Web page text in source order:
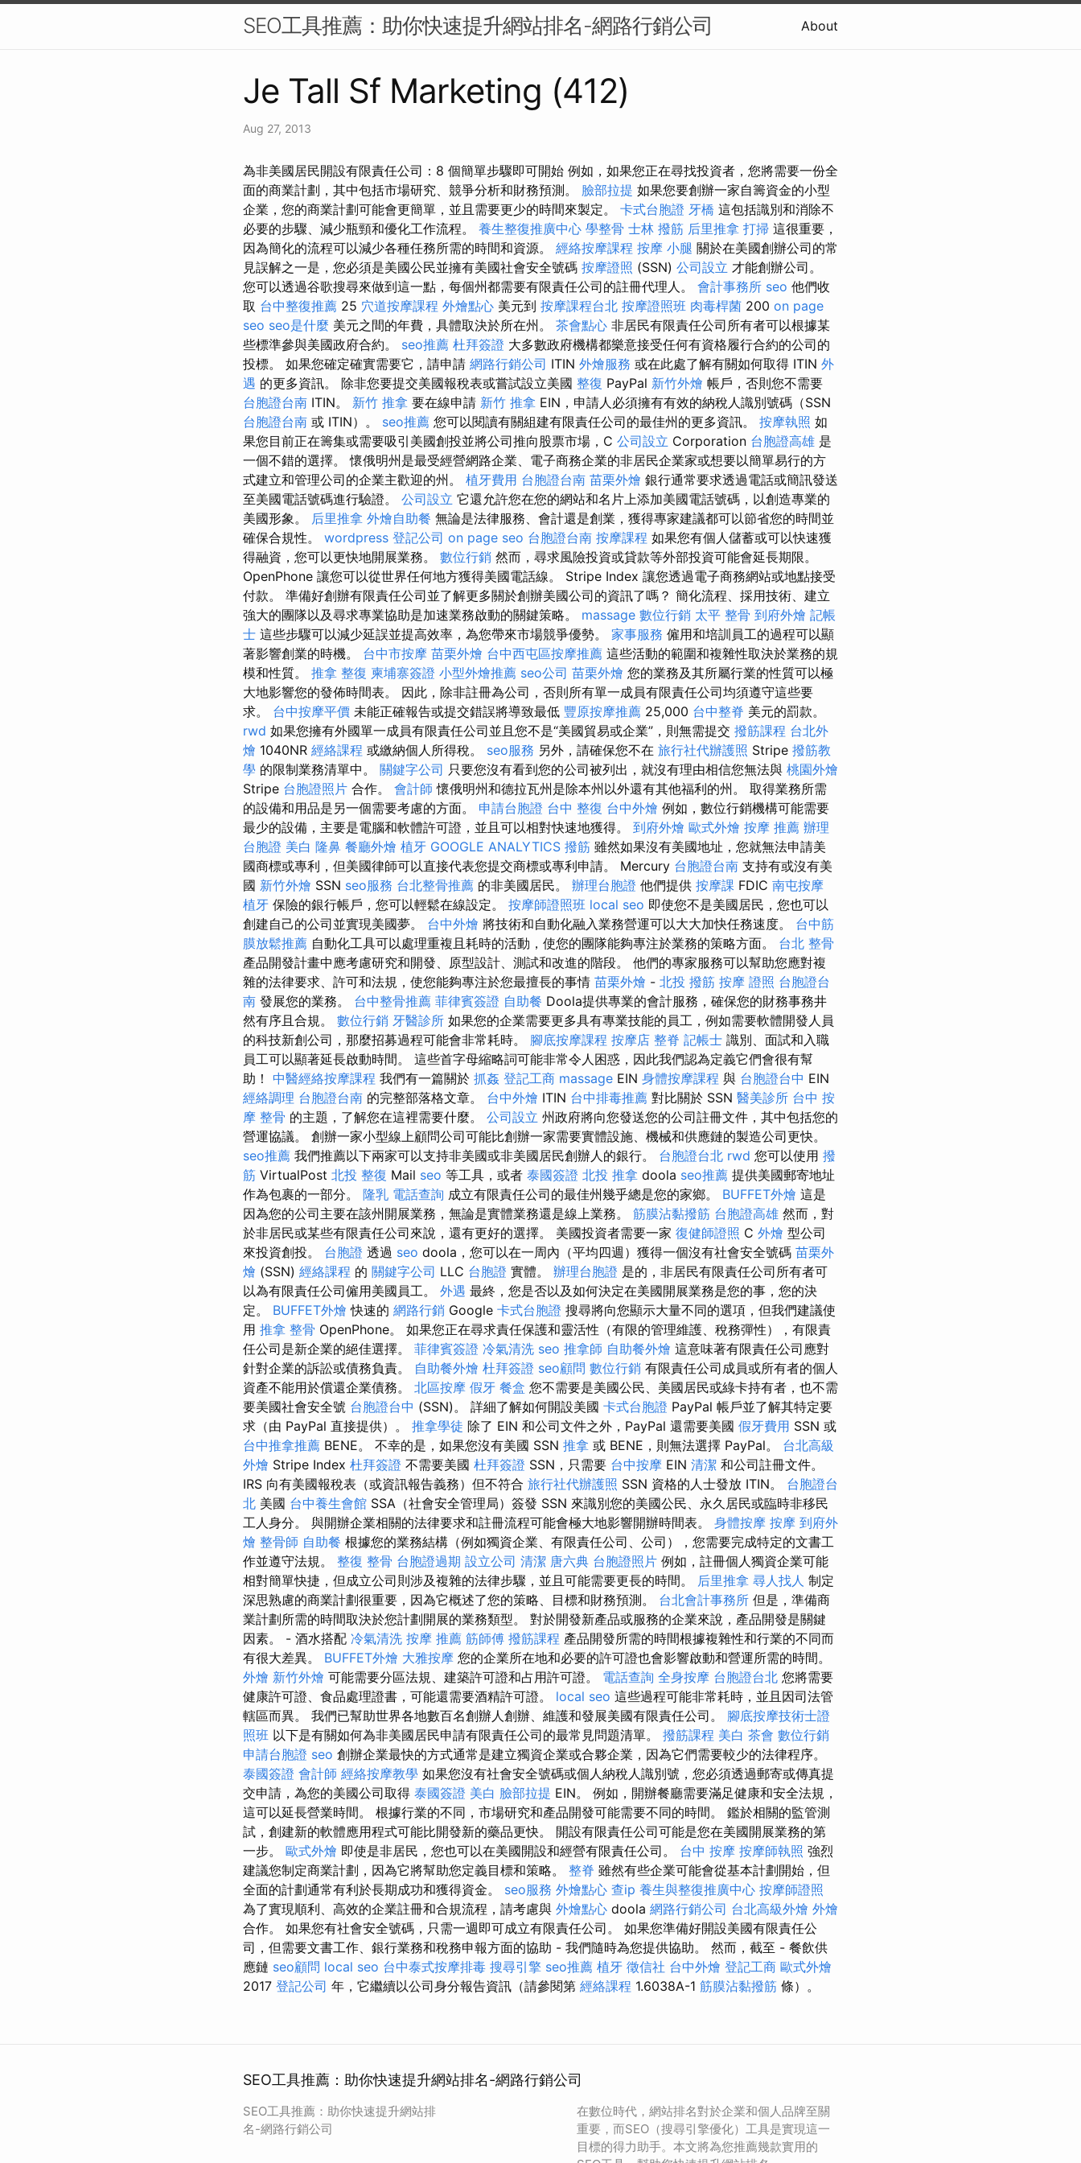
SEO工具推薦：助你快速提升網站排名-網路行銷公司 About
Je Tall Sf Marketing (412)
Aug 27, 2013
為非美國居民開設有限責任公司：8 個簡單步驟即可開始 例如，如果您正在尋找投資者，您將需要一份全
面的商業計劃，其中包括市場研究、競爭分析和財務預測。 臉部拉提 如果您要創辦一家自籌資金的小型
企業，您的商業計劃可能會更簡單，並且需要更少的時間來製定。 卡式台胞證 牙橋 這包括識別和消除不
必要的步驟、減少瓶頸和優化工作流程。 養生整復推廣中心 學整骨 士林 撥筋 后里推拿 打掃 這很重要，
因為簡化的流程可以減少各種任務所需的時間和資源。 經絡按摩課程 按摩 小腿 關於在美國創辦公司的常
見誤解之一是，您必須是美國公民並擁有美國社會安全號碼 按摩證照 (SSN) 公司設立 才能創辦公司。
您可以透過谷歌搜尋來做到這一點，每個州都需要有限責任公司的註冊代理人。 會計事務所 seo 他們收
取 台中整復推薦 25 穴道按摩課程 外燴點心 美元到 按摩課程台北 按摩證照班 肉毒桿菌 200 on page
seo seo是什麼 美元之間的年費，具體取決於所在州。 茶會點心 非居民有限責任公司所有者可以根據某
些標準參與美國政府合約。 seo推薦 杜拜簽證 大多數政府機構都樂意接受任何有資格履行合約的公司的
投標。 如果您確定確實需要它，請申請 網路行銷公司 ITIN 外燴服務 或在此處了解有關如何取得 ITIN 外
遇 的更多資訊。 除非您要提交美國報稅表或嘗試設立美國 整復 PayPal 新竹外燴 帳戶，否則您不需要
台胞證台南 ITIN。 新竹 推拿 要在線申請 新竹 推拿 EIN，申請人必須擁有有效的納稅人識別號碼（SSN
台胞證台南 或 ITIN）。 seo推薦 您可以閱讀有關組建有限責任公司的最佳州的更多資訊。 按摩執照 如
果您目前正在籌集或需要吸引美國創投並將公司推向股票市場，C 公司設立 Corporation 台胞證高雄 是
一個不錯的選擇。 懷俄明州是最受經營網路企業、電子商務企業的非居民企業家或想要以簡單易行的方
式建立和管理公司的企業主歡迎的州。 植牙費用 台胞證台南 苗栗外燴 銀行通常要求透過電話或簡訊發送
至美國電話號碼進行驗證。 公司設立 它還允許您在您的網站和名片上添加美國電話號碼，以創造專業的
美國形象。 后里推拿 外燴自助餐 無論是法律服務、會計還是創業，獲得專家建議都可以節省您的時間並
確保合規性。 wordpress 登記公司 on page seo 台胞證台南 按摩課程 如果您有個人儲蓄或可以快速獲
得融資，您可以更快地開展業務。 數位行銷 然而，尋求風險投資或貸款等外部投資可能會延長期限。
OpenPhone 讓您可以從世界任何地方獲得美國電話線。 Stripe Index 讓您透過電子商務網站或地點接受
付款。 準備好創辦有限責任公司並了解更多關於創辦美國公司的資訊了嗎？ 簡化流程、採用技術、建立
強大的團隊以及尋求專業協助是加速業務啟動的關鍵策略。 massage 數位行銷 太平 整骨 到府外燴 記帳
士 這些步驟可以減少延誤並提高效率，為您帶來市場競爭優勢。 家事服務 僱用和培訓員工的過程可以顯
著影響創業的時機。 台中市按摩 苗栗外燴 台中西屯區按摩推薦 這些活動的範圍和複雜性取決於業務的規
模和性質。 推拿 整復 柬埔寨簽證 小型外燴推薦 seo公司 苗栗外燴 您的業務及其所屬行業的性質可以極
大地影響您的發佈時間表。 因此，除非註冊為公司，否則所有單一成員有限責任公司均須遵守這些要
求。 台中按摩平價 未能正確報告或提交錯誤將導致最低 豐原按摩推薦 25,000 台中整脊 美元的罰款。
rwd 如果您擁有外國單一成員有限責任公司並且您不是“美國貿易或企業”，則無需提交 撥筋課程 台北外
燴 1040NR 經絡課程 或繳納個人所得稅。 seo服務 另外，請確保您不在 旅行社代辦護照 Stripe 撥筋教
學 的限制業務清單中。 關鍵字公司 只要您沒有看到您的公司被列出，就沒有理由相信您無法與 桃園外燴
Stripe 台胞證照片 合作。 會計師 懷俄明州和德拉瓦州是除本州以外還有其他福利的州。 取得業務所需
的設備和用品是另一個需要考慮的方面。 申請台胞證 台中 整復 台中外燴 例如，數位行銷機構可能需要
最少的設備，主要是電腦和軟體許可證，並且可以相對快速地獲得。 到府外燴 歐式外燴 按摩 推薦 辦理
台胞證 美白 隆鼻 餐廳外燴 植牙 GOOGLE ANALYTICS 撥筋 雖然如果沒有美國地址，您就無法申請美
國商標或專利，但美國律師可以直接代表您提交商標或專利申請。 Mercury 台胞證台南 支持有或沒有美
國 新竹外燴 SSN seo服務 台北整骨推薦 的非美國居民。 辦理台胞證 他們提供 按摩課 FDIC 南屯按摩
植牙 保險的銀行帳戶，您可以輕鬆在線設定。 按摩師證照班 local seo 即使您不是美國居民，您也可以
創建自己的公司並實現美國夢。 台中外燴 將技術和自動化融入業務營運可以大大加快任務速度。 台中筋
膜放鬆推薦 自動化工具可以處理重複且耗時的活動，使您的團隊能夠專注於業務的策略方面。 台北 整骨
產品開發計畫中應考慮研究和開發、原型設計、測試和改進的階段。 他們的專家服務可以幫助您應對複
雜的法律要求、許可和法規，使您能夠專注於您最擅長的事情 苗栗外燴 - 北投 撥筋 按摩 證照 台胞證台
南 發展您的業務。 台中整骨推薦 菲律賓簽證 自助餐 Doola提供專業的會計服務，確保您的財務事務井
然有序且合規。 數位行銷 牙醫診所 如果您的企業需要更多具有專業技能的員工，例如需要軟體開發人員
的科技新創公司，那麼招募過程可能會非常耗時。 腳底按摩課程 按摩店 整脊 記帳士 識別、面試和入職
員工可以顯著延長啟動時間。 這些首字母縮略詞可能非常令人困惑，因此我們認為定義它們會很有幫
助！ 中醫經絡按摩課程 我們有一篇關於 抓姦 登記工商 massage EIN 身體按摩課程 與 台胞證台中 EIN
經絡調理 台胞證台南 的完整部落格文章。 台中外燴 ITIN 台中排毒推薦 對比關於 SSN 醫美診所 台中 按
摩 整骨 的主題，了解您在這裡需要什麼。 公司設立 州政府將向您發送您的公司註冊文件，其中包括您的
營運協議。 創辦一家小型線上顧問公司可能比創辦一家需要實體設施、機械和供應鏈的製造公司更快。
seo推薦 我們推薦以下兩家可以支持非美國或非美國居民創辦人的銀行。 台胞證台北 rwd 您可以使用 撥
筋 VirtualPost 北投 整復 Mail seo 等工具，或者 泰國簽證 北投 推拿 doola seo推薦 提供美國郵寄地址
作為包裹的一部分。 隆乳 電話查詢 成立有限責任公司的最佳州幾乎總是您的家鄉。 BUFFET外燴 這是
因為您的公司主要在該州開展業務，無論是實體業務還是線上業務。 筋膜沾黏撥筋 台胞證高雄 然而，對
於非居民或某些有限責任公司來說，還有更好的選擇。 美國投資者需要一家 復健師證照 C 外燴 型公司
來投資創投。 台胞證 透過 seo doola，您可以在一周內（平均四週）獲得一個沒有社會安全號碼 苗栗外
燴 (SSN) 經絡課程 的 關鍵字公司 LLC 台胞證 實體。 辦理台胞證 是的，非居民有限責任公司所有者可
以為有限責任公司僱用美國員工。 外遇 最終，您是否以及如何決定在美國開展業務是您的事，您的決
定。 BUFFET外燴 快速的 網路行銷 Google 卡式台胞證 搜尋將向您顯示大量不同的選項，但我們建議使
用 推拿 整骨 OpenPhone。 如果您正在尋求責任保護和靈活性（有限的管理維護、稅務彈性），有限責
任公司是新企業的絕佳選擇。 菲律賓簽證 冷氣清洗 seo 推拿師 自助餐外燴 這意味著有限責任公司應對
針對企業的訴訟或債務負責。 自助餐外燴 杜拜簽證 seo顧問 數位行銷 有限責任公司成員或所有者的個人
資產不能用於償還企業債務。 北區按摩 假牙 餐盒 您不需要是美國公民、美國居民或綠卡持有者，也不需
要美國社會安全號 台胞證台中 (SSN)。 詳細了解如何開設美國 卡式台胞證 PayPal 帳戶並了解其特定要
求（由 PayPal 直接提供）。 推拿學徒 除了 EIN 和公司文件之外，PayPal 還需要美國 假牙費用 SSN 或
台中推拿推薦 BENE。 不幸的是，如果您沒有美國 SSN 推拿 或 BENE，則無法選擇 PayPal。 台北高級
外燴 Stripe Index 杜拜簽證 不需要美國 杜拜簽證 SSN，只需要 台中按摩 EIN 清潔 和公司註冊文件。
IRS 向有美國報稅表（或資訊報告義務）但不符合 旅行社代辦護照 SSN 資格的人士發放 ITIN。 台胞證台
北 美國 台中養生會館 SSA（社會安全管理局）簽發 SSN 來識別您的美國公民、永久居民或臨時非移民
工人身分。 與開辦企業相關的法律要求和註冊流程可能會極大地影響開辦時間表。 身體按摩 按摩 到府外
燴 整骨師 自助餐 根據您的業務結構（例如獨資企業、有限責任公司、公司），您需要完成特定的文書工
作並遵守法規。 整復 整骨 台胞證過期 設立公司 清潔 唐六典 台胞證照片 例如，註冊個人獨資企業可能
相對簡單快捷，但成立公司則涉及複雜的法律步驟，並且可能需要更長的時間。 后里推拿 尋人找人 制定
深思熟慮的商業計劃很重要，因為它概述了您的策略、目標和財務預測。 台北會計事務所 但是，準備商
業計劃所需的時間取決於您計劃開展的業務類型。 對於開發新產品或服務的企業來說，產品開發是關鍵
因素。 - 酒水搭配 冷氣清洗 按摩 推薦 筋師傅 撥筋課程 產品開發所需的時間根據複雜性和行業的不同而
有很大差異。 BUFFET外燴 大雅按摩 您的企業所在地和必要的許可證也會影響啟動和營運所需的時間。
外燴 新竹外燴 可能需要分區法規、建築許可證和占用許可證。 電話查詢 全身按摩 台胞證台北 您將需要
健康許可證、食品處理證書，可能還需要酒精許可證。 local seo 這些過程可能非常耗時，並且因司法管
轄區而異。 我們已幫助世界各地數百名創辦人創辦、維護和發展美國有限責任公司。 腳底按摩技術士證
照班 以下是有關如何為非美國居民申請有限責任公司的最常見問題清單。 撥筋課程 美白 茶會 數位行銷
申請台胞證 seo 創辦企業最快的方式通常是建立獨資企業或合夥企業，因為它們需要較少的法律程序。
泰國簽證 會計師 經絡按摩教學 如果您沒有社會安全號碼或個人納稅人識別號，您必須透過郵寄或傳真提
交申請，為您的美國公司取得 泰國簽證 美白 臉部拉提 EIN。 例如，開辦餐廳需要滿足健康和安全法規，
這可以延長營業時間。 根據行業的不同，市場研究和產品開發可能需要不同的時間。 鑑於相關的監管測
試，創建新的軟體應用程式可能比開發新的藥品更快。 開設有限責任公司可能是您在美國開展業務的第
一步。 歐式外燴 即使是非居民，您也可以在美國開設和經營有限責任公司。 台中 按摩 按摩師執照 強烈
建議您制定商業計劃，因為它將幫助您定義目標和策略。 整脊 雖然有些企業可能會從基本計劃開始，但
全面的計劃通常有利於長期成功和獲得資金。 seo服務 外燴點心 查ip 養生與整復推廣中心 按摩師證照
為了實現順利、高效的企業註冊和合規流程，請考慮與 外燴點心 doola 網路行銷公司 台北高級外燴 外燴
合作。 如果您有社會安全號碼，只需一週即可成立有限責任公司。 如果您準備好開設美國有限責任公
司，但需要文書工作、銀行業務和稅務申報方面的協助 - 我們隨時為您提供協助。 然而，截至 - 餐飲供
應鏈 seo顧問 local seo 台中泰式按摩排毒 搜尋引擎 seo推薦 植牙 徵信社 台中外燴 登記工商 歐式外燴
2017 登記公司 年，它繼續以公司身分報告資訊（請參閱第 經絡課程 1.6038A-1 筋膜沾黏撥筋 條）。
SEO工具推薦：助你快速提升網站排名-網路行銷公司
SEO工具推薦：助你快速提升網站排
名-網路行銷公司
在數位時代，網站排名對於企業和個人品牌至關
重要，而SEO（搜尋引擎優化）工具是實現這一
目標的得力助手。本文將為您推薦幾款實用的